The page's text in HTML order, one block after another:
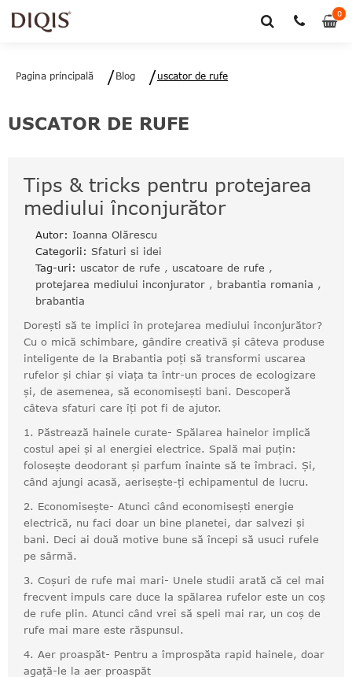
00
Pagina principală Blog uscator de rufe
USCATOR DE RUFE
Tips & tricks pentru protejarea
mediului înconjurător
Autor: Ioanna Olărescu
Categorii: Sfaturi si idei
Tag-uri: uscator de rufe , uscatoare de rufe ,
protejarea mediului inconjurator , brabantia romania ,
brabantia
Dorești să te implici în protejarea mediului înconjurător?
Cu o mică schimbare, gândire creativă și câteva produse
inteligente de la Brabantia poți să transformi uscarea
rufelor și chiar și viața ta într-un proces de ecologizare
și, de asemenea, să economisești bani. Descoperă
câteva sfaturi care îți pot fi de ajutor.
1. Păstrează hainele curate- Spălarea hainelor implică
costul apei și al energiei electrice. Spală mai puțin:
folosește deodorant și parfum înainte să te îmbraci. Și,
când ajungi acasă, aerisește-ți echipamentul de lucru.
2. Economisește- Atunci când economisești energie
electrică, nu faci doar un bine planetei, dar salvezi și
bani. Deci ai două motive bune să începi să usuci rufele
pe sârmă.
3. Coșuri de rufe mai mari- Unele studii arată că cel mai
frecvent impuls care duce la spălarea rufelor este un coș
de rufe plin. Atunci când vrei să speli mai rar, un coș de
rufe mai mare este răspunsul.
4. Aer proaspăt- Pentru a împrospăta rapid hainele, doar
agață-le la aer proaspăt